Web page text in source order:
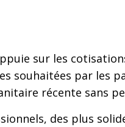
sur les
souhaitées par
récente sans
des plus